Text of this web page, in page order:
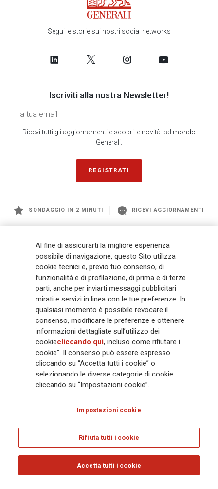
Segui le storie sui nostri social networks
Iscriviti alla nostra Newsletter!
Ricevi tutti gli aggiornamenti e scopri le novità dal mondo
Generali.
REGISTRATI
SONDAGGIO IN 2 MINUTI RICEVI AGGIORNAMENTI
management a livello globale, con premi complessivi pari a € 98,1
miliardi e € 900 miliardi di AUM nel 2025. Fondato nel 1831, con oltre 88
mila dipendenti e 163 mila agenti che servono 75 milioni di clienti, il
Gruppo ha una posizione di leadership in Europa e una presenza
crescente in Asia e America. Al centro della strategia di Generali c'è il suo
impegno Lifetime Partner verso i clienti, realizzato attraverso soluzioni
innovative e personalizzate, un'esperienza cliente di prima classe e le sue
capacità di distribuzione globale digitalizzata. Il Gruppo ha
completamente integrato la sostenibilità in tutte le scelte strategiche, con
l'obiettivo di creare valore per tutti gli stakeholder mentre costruisce una
società più equa e resiliente.
Legal Info Cookie Policy Privacy & GDPR
Al fine di assicurarti la migliore esperienza
possibile di navigazione, questo Sito utilizza
cookie tecnici e, previo tuo consenso, di
funzionalità e di profilazione, di prima e di terze
parti, anche per inviarti messaggi pubblicitari
mirati e servizi in linea con le tue preferenze. In
qualsiasi momento è possibile revocare il
consenso, modificare le preferenze e ottenere
informazioni dettagliate sull’utilizzo dei
cookiecliccando qui, incluso come rifiutare i
cookie". Il consenso può essere espresso
cliccando su “Accetta tutti i cookie” o
selezionando le diverse categorie di cookie
cliccando su “Impostazioni cookie”.
Impostazioni cookie
Rifiuta tutti i cookie
Accetta tutti i cookie